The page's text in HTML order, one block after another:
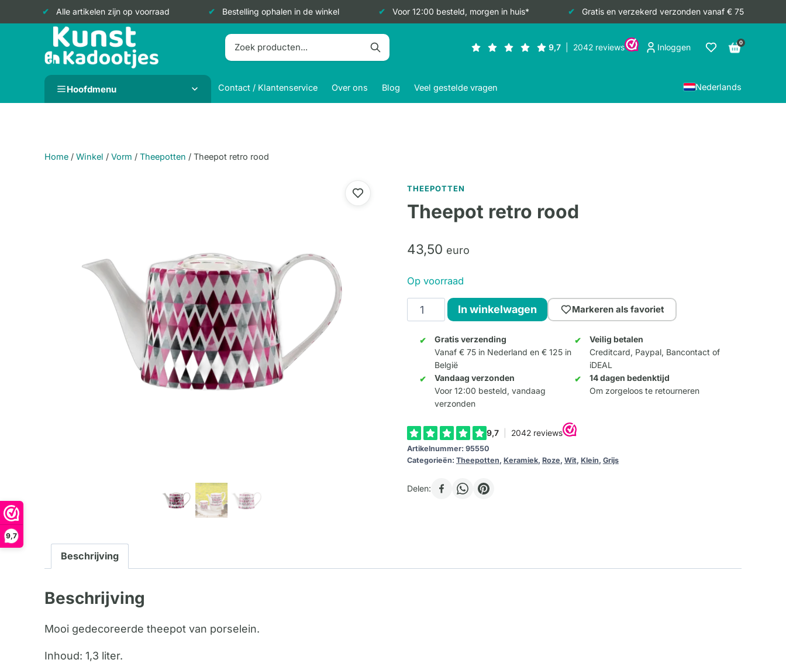
9,7
Alle artikelen zijn op voorraad Bestelling ophalen in de winkel Voor 12:00 besteld, morgen in huis* Gratis en verzekerd verzonden vanaf € 75
Inloggen 0
Hoofdmenu Contact / Klantenservice Over ons Blog Veel gestelde vragen Nederlands
Home / Winkel / Vorm / Theepotten / Theepot retro rood
THEEPOTTEN
Theepot retro rood
43,50 euro
Op voorraad
Theepot
retro
rood
aantal
In winkelwagen Markeren als favoriet
Gratis verzending
Vanaf € 75 in Nederland en € 125 in
België
Veilig betalen
Creditcard, Paypal, Bancontact of
iDEAL
Vandaag verzonden
Voor 12:00 besteld, vandaag
verzonden
14 dagen bedenktijd
Om zorgeloos te retourneren
Artikelnummer: 95550
Categorieën: Theepotten, Keramiek, Roze, Wit, Klein, Grijs
Delen:
Beschrijving
Beschrijving
Mooi gedecoreerde theepot van porselein.
Inhoud: 1,3 liter.